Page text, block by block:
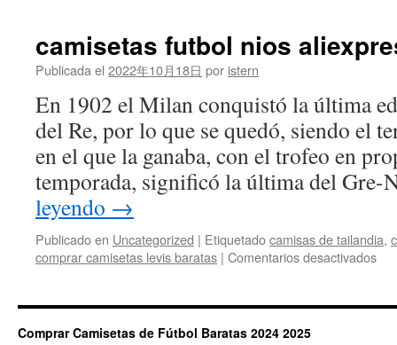
camisetas futbol nios
Publicada el 2022年10月18日 por istern
En 1902 el Milan conquistó la última
del Re, por lo que se quedó, siendo el
en el que la ganaba, con el trofeo en
temporada, significó la última del
leyendo →
Publicado en Uncategorized | Etiquetadocamisas de tailandia,
comprar camisetas levis baratas | Comentarios desactivadosen
Comprar Camisetas de Fútbol Baratas 2024 2025